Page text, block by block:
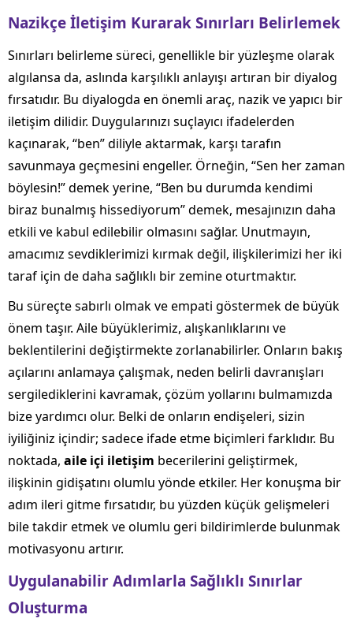
Nazikçe İletişim Kurarak Sınırları Belirlemek
Sınırları belirleme süreci, genellikle bir yüzleşme olarak
algılansa da, aslında karşılıklı anlayışı artıran bir diyalog
fırsatıdır. Bu diyalogda en önemli araç, nazik ve yapıcı bir
iletişim dilidir. Duygularınızı suçlayıcı ifadelerden
kaçınarak, “ben” diliyle aktarmak, karşı tarafın
savunmaya geçmesini engeller. Örneğin, “Sen her zaman
böylesin!” demek yerine, “Ben bu durumda kendimi
biraz bunalmış hissediyorum” demek, mesajınızın daha
etkili ve kabul edilebilir olmasını sağlar. Unutmayın,
amacımız sevdiklerimizi kırmak değil, ilişkilerimizi her iki
taraf için de daha sağlıklı bir zemine oturtmaktır.
Bu süreçte sabırlı olmak ve empati göstermek de büyük
önem taşır. Aile büyüklerimiz, alışkanlıklarını ve
beklentilerini değiştirmekte zorlanabilirler. Onların bakış
açılarını anlamaya çalışmak, neden belirli davranışları
sergilediklerini kavramak, çözüm yollarını bulmamızda
bize yardımcı olur. Belki de onların endişeleri, sizin
iyiliğiniz içindir; sadece ifade etme biçimleri farklıdır. Bu
noktada, aile içi iletişim becerilerini geliştirmek,
ilişkinin gidişatını olumlu yönde etkiler. Her konuşma bir
adım ileri gitme fırsatıdır, bu yüzden küçük gelişmeleri
bile takdir etmek ve olumlu geri bildirimlerde bulunmak
motivasyonu artırır.
Uygulanabilir Adımlarla Sağlıklı Sınırlar
Oluşturma